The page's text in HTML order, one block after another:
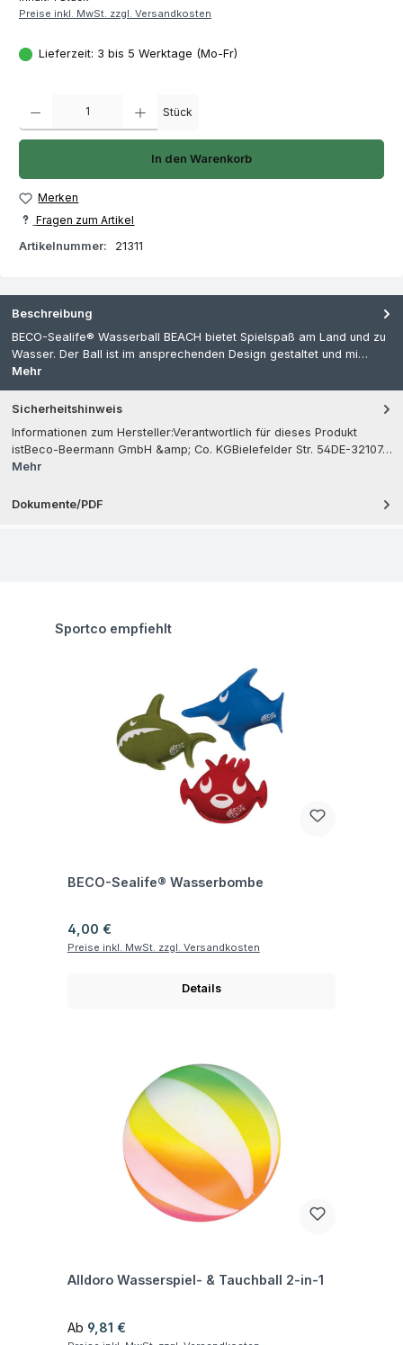
Preise inkl. MwSt. zzgl. Versandkosten
Lieferzeit: 3 bis 5 Werktage (Mo-Fr)
Stück
In den Warenkorb
Merken
Fragen zum Artikel
Artikelnummer:
21311
Beschreibung
BECO-Sealife® Wasserball BEACH bietet Spielspaß am Land und zu
Wasser. Der Ball ist im ansprechenden Design gestaltet und mi…
Mehr
Sicherheitshinweis
Informationen zum Hersteller:Verantwortlich für dieses Produkt
istBeco-Beermann GmbH &amp; Co. KGBielefelder Str. 54DE-32107…
Mehr
Dokumente/PDF
Produktgalerie überspringen
Sportco empfiehlt
BECO-Sealife® Wasserbombe
Regulärer Preis:
4,00 €
Preise inkl. MwSt. zzgl. Versandkosten
Details
Alldoro Wasserspiel- & Tauchball 2-in-1
Regulärer Preis:
Ab 9,81 €